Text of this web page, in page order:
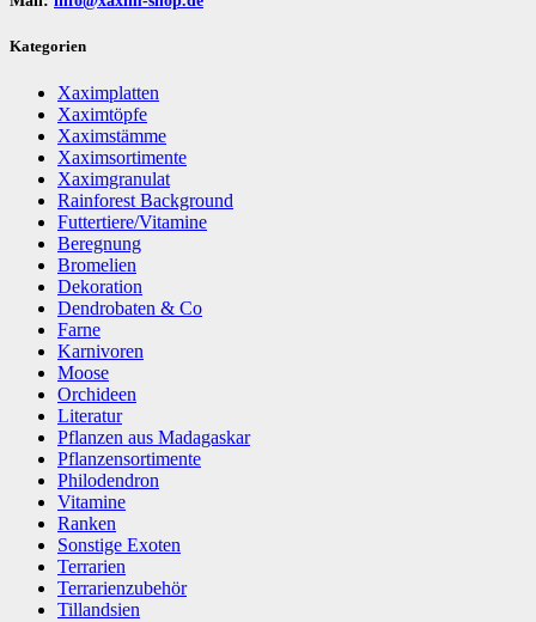
Kategorien
Xaximplatten
Xaximtöpfe
Xaximstämme
Xaximsortimente
Xaximgranulat
Rainforest Background
Futtertiere/Vitamine
Beregnung
Bromelien
Dekoration
Dendrobaten & Co
Farne
Karnivoren
Moose
Orchideen
Literatur
Pflanzen aus Madagaskar
Pflanzensortimente
Philodendron
Vitamine
Ranken
Sonstige Exoten
Terrarien
Terrarienzubehör
Tillandsien